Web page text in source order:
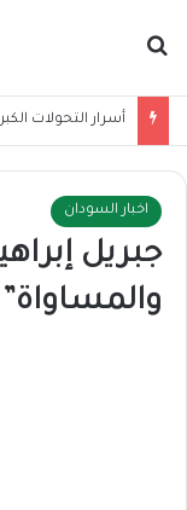
اخبار السودان
جبريل